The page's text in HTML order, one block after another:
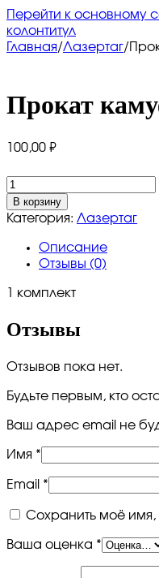
Перейти к основному
колонтитул
Главная/Лазертаг/
Прокат
100,00 ₽
Количество
товара
Прокат
камуфляжа
В корзину
Категория: Лазертаг
Описание
Отзывы (0)
1 комплект
Отзывы
Отзывов пока нет.
Будьте первым, кто
Ваш адрес email не
Имя *
Email *
Сохранить моё
Ваша оценка *